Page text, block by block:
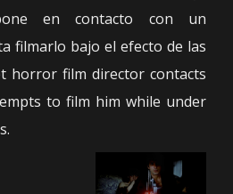
en contacto con un
filmarlo bajo el efecto de las
horror film director contacts
to film him while under